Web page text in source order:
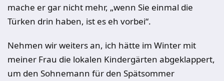
mache er gar nicht mehr, „wenn Sie einmal die
Türken drin haben, ist es eh vorbei“.
Nehmen wir weiters an, ich hätte im Winter mit
meiner Frau die lokalen Kindergärten abgeklappert,
um den Sohnemann für den Spätsommer